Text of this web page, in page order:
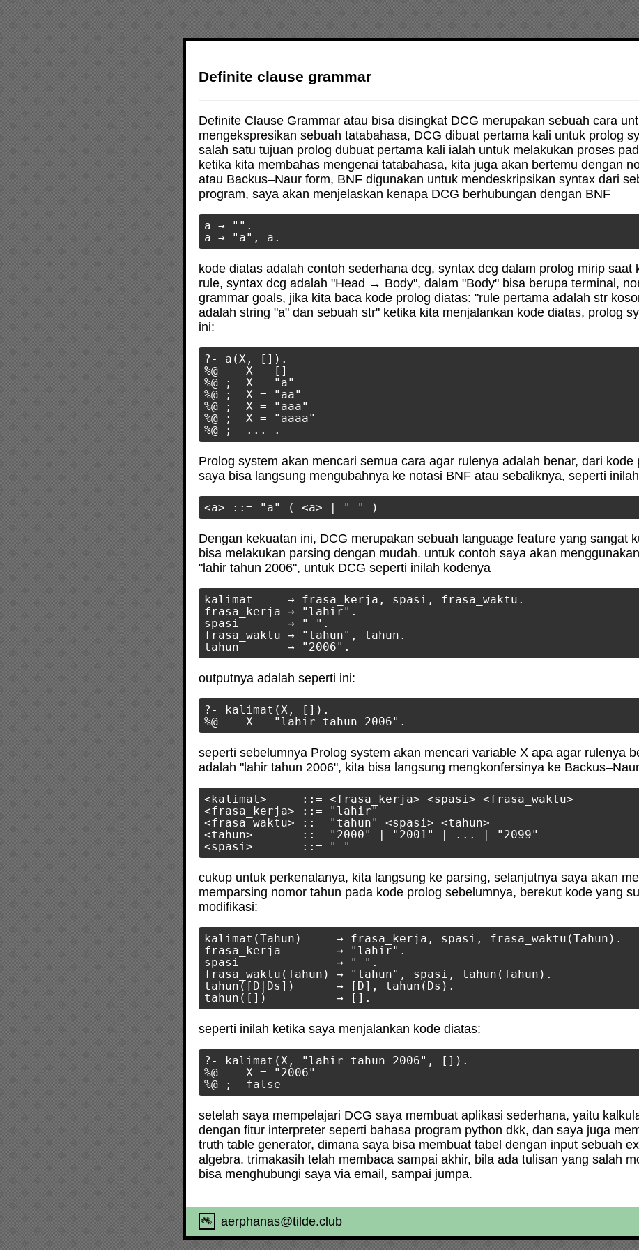
Definite clause grammar
Definite Clause Grammar atau bisa disingkat DCG merupakan sebuah cara
mengekspresikan sebuah tatabahasa, DCG dibuat pertama kali untuk prolog
salah satu tujuan prolog dubuat pertama kali ialah untuk melakukan proses
ketika kita membahas mengenai tatabahasa, kita juga akan bertemu dengan
atau Backus–Naur form, BNF digunakan untuk mendeskripsikan syntax dari
program, saya akan menjelaskan kenapa DCG berhubungan dengan BNF
a → "".
kode diatas adalah contoh sederhana dcg, syntax dcg dalam prolog mirip saat
rule, syntax dcg adalah "Head → Body", dalam "Body" bisa berupa terminal,
grammar goals, jika kita baca kode prolog diatas: "rule pertama adalah str
adalah string "a" dan sebuah str" ketika kita menjalankan kode diatas, prolog
ini:
?- a(X, []).
%@    X = []
%@ ;  X = "a"
%@ ;  X = "aa"
%@ ;  X = "aaa"
%@ ;  X = "aaaa"
Prolog system akan mencari semua cara agar rulenya adalah benar, dari kode
saya bisa langsung mengubahnya ke notasi BNF atau sebaliknya, seperti
Dengan kekuatan ini, DCG merupakan sebuah language feature yang sangat
bisa melakukan parsing dengan mudah. untuk contoh saya akan
"lahir tahun 2006", untuk DCG seperti inilah kodenya
kalimat     → frasa_kerja, spasi, frasa_waktu.
frasa_kerja → "lahir".
spasi       → " ".
frasa_waktu → "tahun", tahun.
outputnya adalah seperti ini:
?- kalimat(X, []).
seperti sebelumnya Prolog system akan mencari variable X apa agar rulenya
adalah "lahir tahun 2006", kita bisa langsung mengkonfersinya ke
<kalimat>     ::= <frasa_kerja> <spasi> <frasa_waktu>
<frasa_kerja> ::= "lahir"
<frasa_waktu> ::= "tahun" <spasi> <tahun>
<tahun>       ::= "2000" | "2001" | ... | "2099"
cukup untuk perkenalanya, kita langsung ke parsing, selanjutnya saya akan
memparsing nomor tahun pada kode prolog sebelumnya, berekut kode yang
modifikasi:
kalimat(Tahun)     → frasa_kerja, spasi, frasa_waktu(Tahun).
frasa_kerja        → "lahir".
spasi              → " ".
frasa_waktu(Tahun) → "tahun", spasi, tahun(Tahun).
tahun([D|Ds])      → [D], tahun(Ds).
seperti inilah ketika saya menjalankan kode diatas:
?- kalimat(X, "lahir tahun 2006", []).
%@    X = "2006"
setelah saya mempelajari DCG saya membuat aplikasi sederhana, yaitu
dengan fitur interpreter seperti bahasa program python dkk, dan saya juga
truth table generator, dimana saya bisa membuat tabel dengan input sebuah
algebra. trimakasih telah membaca sampai akhir, bila ada tulisan yang salah
bisa menghubungi saya via email, sampai jumpa.
aerphanas@tilde.club